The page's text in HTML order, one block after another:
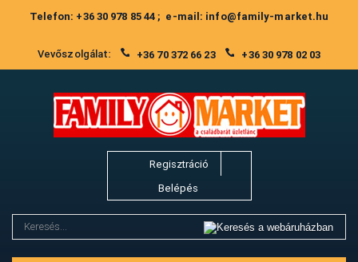
Telefon: +36 30 978 85 44 ; e-mail: info@family-market.hu
Vevőszolgálat: +36 70 372 66 23 +36 30 978 02 03
Regisztráció
Belépés